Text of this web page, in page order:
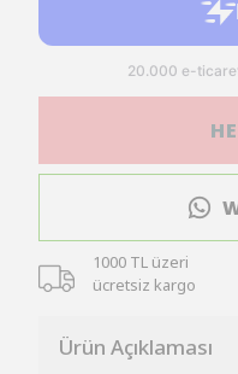
1000 TL üzeri
ücretsiz kargo
Ürün Açıklaması